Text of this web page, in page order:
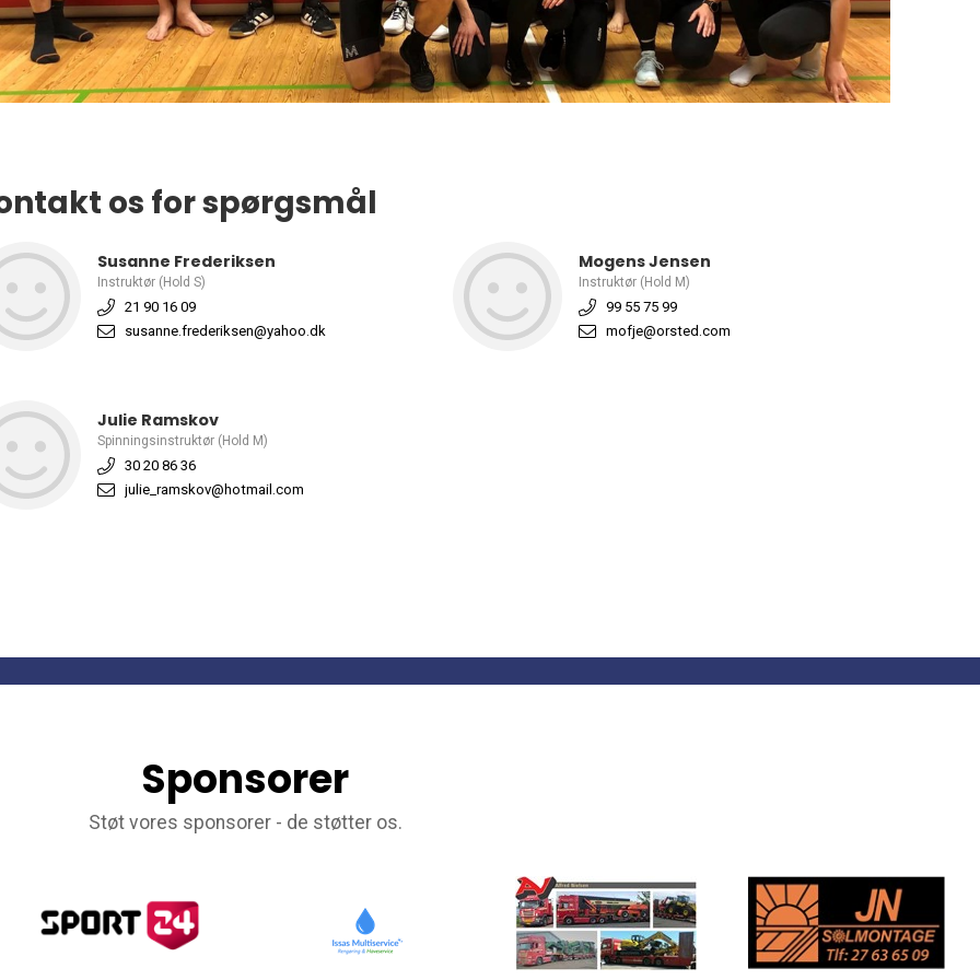
os for spørgsmål
Susanne Frederiksen
Instruktør (Hold S)
21 90 16 09
susanne.frederiksen@yahoo.dk
Mogens Jensen
Instruktør (Hold M)
99 55 75 99
mofje@orsted.com
Julie Ramskov
Spinningsinstruktør (Hold M)
30 20 86 36
julie_ramskov@hotmail.com
Sponsorer
Støt vores sponsorer - de støtter os.